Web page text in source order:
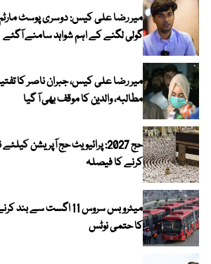
میر رضا علی کیس: دوسری پوسٹ مارٹم
گولی لگنے کے اہم شواہد سامنے آگئے
میر رضا علی کیس، جبران ناصر کا
مطالبہ، والدین کا موقف بھی آ گیا
حج 2027: پرائیویٹ حج آپریشن
کرنے کا فیصلہ
میٹرو بس سروس 11 اگست
کا حتمی نوٹس